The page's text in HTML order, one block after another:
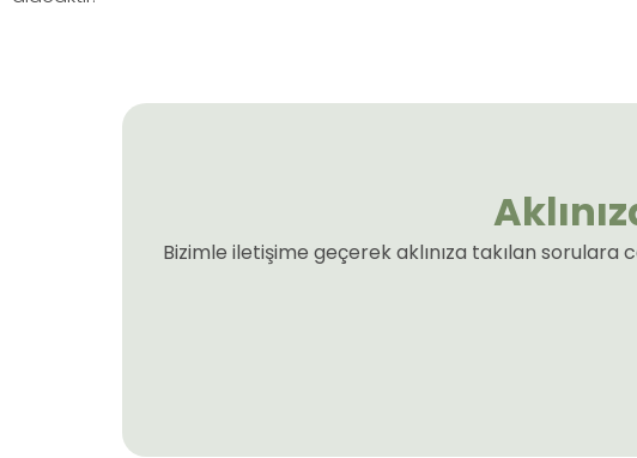
Bizimle iletişime geçerek aklınıza takılan